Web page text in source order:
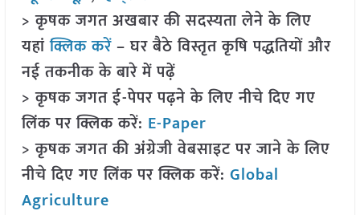
> कृषक जगत अखबार की सदस्यता लेने के लिए
यहांक्लिक करें– घर बैठे विस्तृत कृषि पद्धतियों और
नई तकनीक के बारे में पढ़ें
> कृषक जगत ई-पेपर पढ़ने के लिए नीचे दिए गए
लिंक पर क्लिक करें: E-Paper
> कृषक जगत की अंग्रेजी वेबसाइट पर जाने के लिए
नीचे दिए गए लिंक पर क्लिक करें: Global
Agriculture